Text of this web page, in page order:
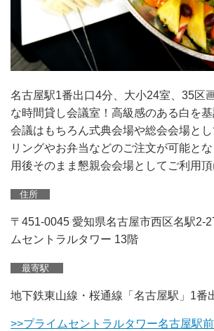
名古屋駅1番出口4分、大小24室、35区
な時間貸し会議室！高級感のある白を基
会議はもちろん式典会場や総会会場と
リングやお弁当などのご注文が可能と
用後そのまま懇親会会場としてご利用頂
住所
〒451-0045 愛知県名古屋市西区名駅2-
ムセントラルタワー 13階
最寄駅
地下鉄東山線・桜通線「名古屋駅」1番
>>プライムセントラルタワー名古屋駅